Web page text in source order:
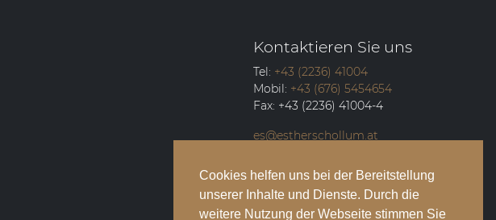
Cookies helfen uns bei der Bereitstellung
unserer Inhalte und Dienste. Durch die
weitere Nutzung der Webseite stimmen Sie
Kontaktieren Sie uns
Tel: +43 (2236) 41004
Mobil: +43 (676) 5454654
Fax: +43 (2236) 41004-4
es@estherschollum.at
Guntramsdorfer Straße 12/2
2340 Mödling